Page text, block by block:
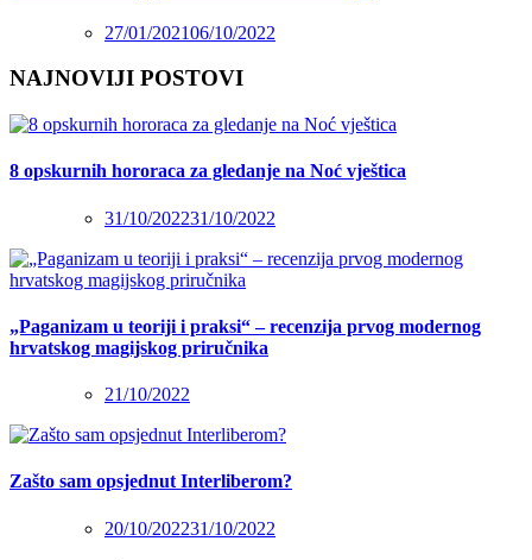
27/01/202106/10/2022
NAJNOVIJI POSTOVI
8 opskurnih hororaca za gledanje na Noć vještica
31/10/202231/10/2022
„Paganizam u teoriji i praksi“ – recenzija prvog modernog
hrvatskog magijskog priručnika
21/10/2022
Zašto sam opsjednut Interliberom?
20/10/202231/10/2022